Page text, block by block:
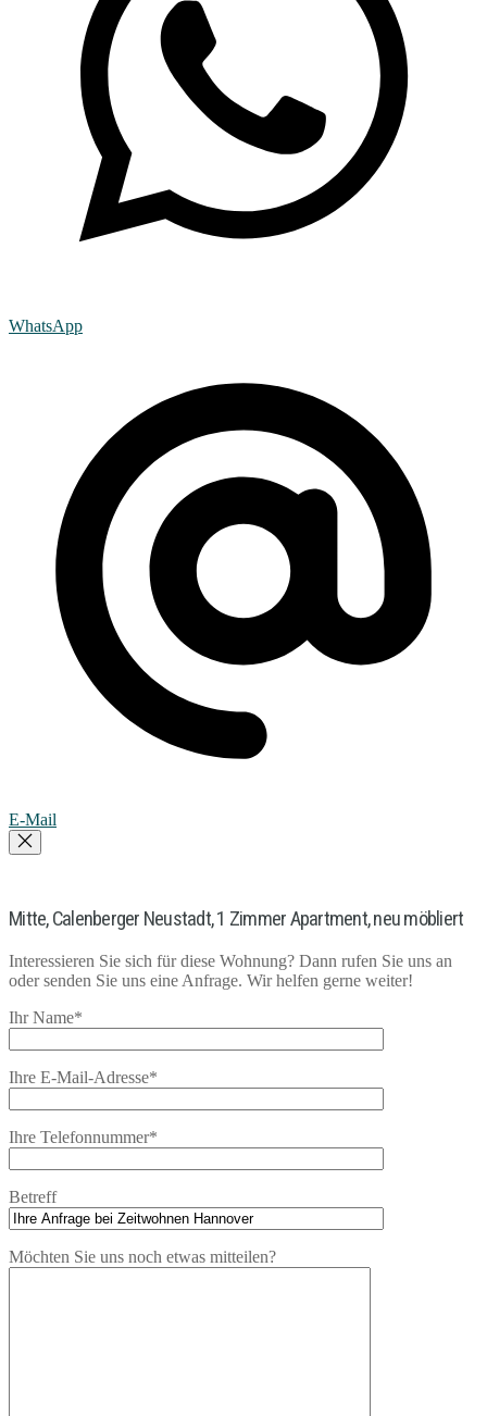
WhatsApp
E-Mail
Mitte, Calenberger Neustadt, 1 Zimmer Apartment, neu möbliert
Interessieren Sie sich für diese Wohnung? Dann rufen Sie uns an
oder senden Sie uns eine Anfrage. Wir helfen gerne weiter!
Ihr Name*
Ihre E-Mail-Adresse*
Ihre Telefonnummer*
Betreff
Möchten Sie uns noch etwas mitteilen?